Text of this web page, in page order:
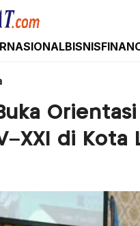
Indonesia dan
BISNIS
Orientasi
di Kota